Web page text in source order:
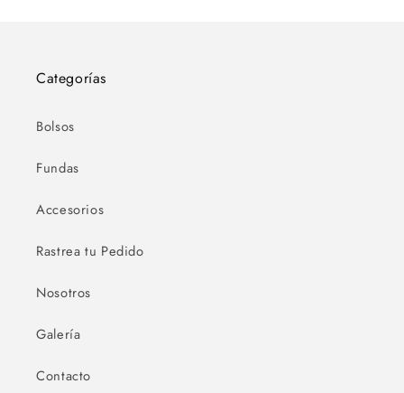
Categorías
Bolsos
Fundas
Accesorios
Rastrea tu Pedido
Nosotros
Galería
Contacto